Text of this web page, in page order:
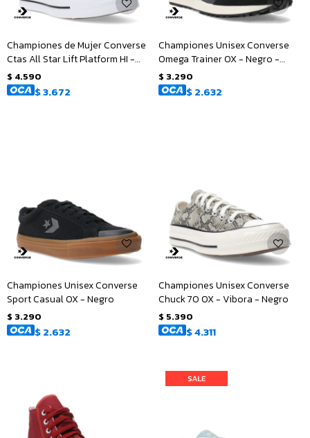
Championes de Mujer Converse
Ctas All Star Lift Platform HI -
Beige - Blanco
$ 4.590
$3.672
Championes Unisex Converse
Omega Trainer OX - Negro -
Blanco
$ 3.290
$2.632
Championes Unisex Converse
Sport Casual OX - Negro
$ 3.290
$2.632
Championes Unisex Converse
Chuck 70 OX - Vibora - Negro
$ 5.390
$4.311